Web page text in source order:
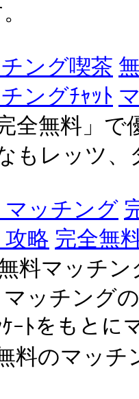
ング喫茶
ングﾁｬｯﾄ
全無料」
もレッツ、
マッチング
略 完全無
料マッチ
ッチング
ｰﾄをもとに
料のマッチ